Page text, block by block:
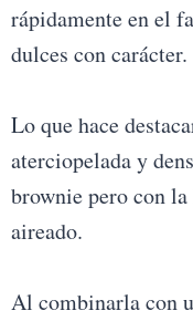
rápidamente en el
dulces con carácter.
Lo que hace
aterciopelada y
brownie pero con
aireado.
Al combinarla con